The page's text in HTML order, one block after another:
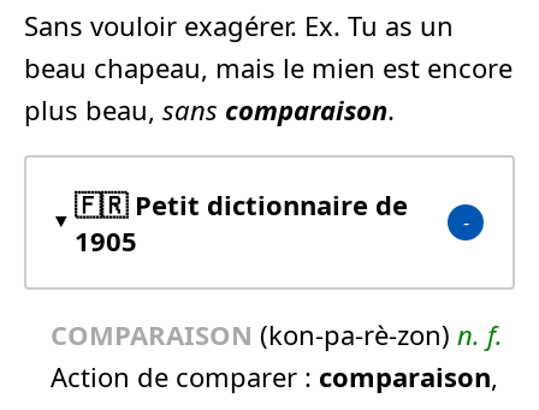
Sans vouloir exagérer. Ex. Tu as un
beau chapeau, mais le mien est encore
plus beau, sans comparaison.
🇫🇷 Petit dictionnaire de
1905
COMPARAISON (kon-pa-rè-zon) n. f.
Action de comparer : comparaison,